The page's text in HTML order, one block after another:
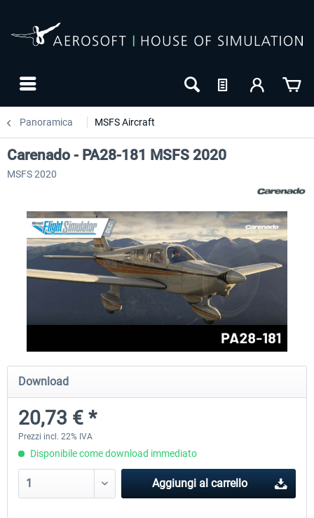
Panoramica MSFS Aircraft
FlightSim Studio - E-Jets 170/175
40,96 € *
Aerosoft Aircraft A340-
Carenado - PA28-181 MSFS 2020
MSFS 2020
Download
20,73 € *
Prezzi incl. 22% IVA
Disponibile come download immediato
Aggiungi al carrello